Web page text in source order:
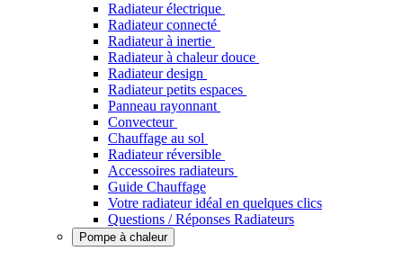
Radiateur électrique
Radiateur connecté
Radiateur à inertie
Radiateur à chaleur douce
Radiateur design
Radiateur petits espaces
Panneau rayonnant
Convecteur
Chauffage au sol
Radiateur réversible
Accessoires radiateurs
Guide Chauffage
Votre radiateur idéal en quelques clics
Questions / Réponses Radiateurs
Pompe à chaleur